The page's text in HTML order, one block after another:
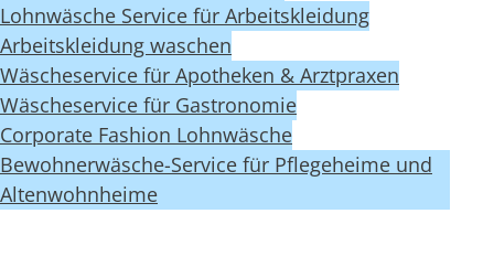
Lohnwäsche Service für Arbeitskleidung
Arbeitskleidung waschen
Wäscheservice für Apotheken & Arztpraxen
Wäscheservice für Gastronomie
Corporate Fashion Lohnwäsche
Bewohnerwäsche-Service für Pflegeheime und
Altenwohnheime